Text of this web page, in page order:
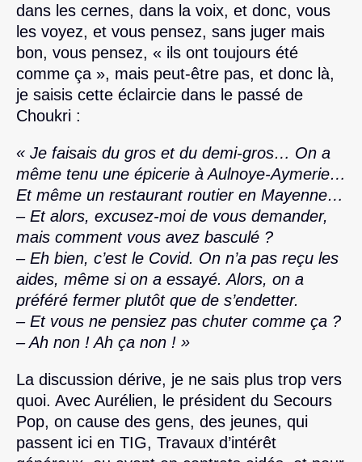
dans les cernes, dans la voix, et donc, vous
les voyez, et vous pensez, sans juger mais
bon, vous pensez, « ils ont toujours été
comme ça », mais peut-être pas, et donc là,
je saisis cette éclaircie dans le passé de
Choukri :
« Je faisais du gros et du demi-gros… On a
même tenu une épicerie à Aulnoye-Aymerie…
Et même un restaurant routier en Mayenne…
– Et alors, excusez-moi de vous demander,
mais comment vous avez basculé ?
– Eh bien, c’est le Covid. On n’a pas reçu les
aides, même si on a essayé. Alors, on a
préféré fermer plutôt que de s’endetter.
– Et vous ne pensiez pas chuter comme ça ?
– Ah non ! Ah ça non ! »
La discussion dérive, je ne sais plus trop vers
quoi. Avec Aurélien, le président du Secours
Pop, on cause des gens, des jeunes, qui
passent ici en TIG, Travaux d’intérêt